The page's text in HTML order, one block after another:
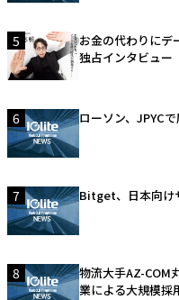
5
お金の代わりに
独占インタビュー
6 ローソン、JPYC
7 Bitget、日本向け
8
物流大手AZ-COM
業による大規模採